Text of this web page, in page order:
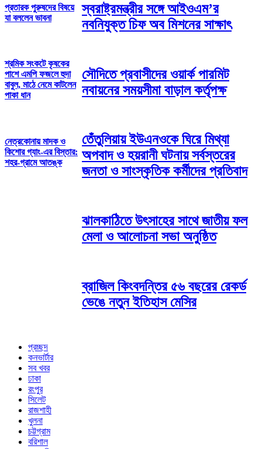
প্রতারক পুরুষদের বিষয়ে
যা বললেন ভাবনা
শ্রমিক সংকটে কৃষকের
পাশে এমপি ফজলে হুদা
বাবুল, মাঠে নেমে কাটলেন
পাকা ধান
নেত্রকোনায় মাদক ও
কিশোর গ্যাং-এর বিস্তার:
শহর-গ্রামে আতঙ্ক
স্বরাষ্ট্রমন্ত্রীর সঙ্গে আইওএম’র
নবনিযুক্ত চিফ অব মিশনের সাক্ষাৎ
সৌদিতে প্রবাসীদের ওয়ার্ক পারমিট
নবায়নের সময়সীমা বাড়াল কর্তৃপক্ষ
তেঁতুলিয়ায় ইউএনওকে ঘিরে মিথ্যা
অপবাদ ও হয়রানী ঘটনায় সর্বস্তরের
জনতা ও সাংস্কৃতিক কর্মীদের প্রতিবাদ
ঝালকাঠিতে উৎসাহের সাথে জাতীয় ফল
মেলা ও আলোচনা সভা অনুষ্ঠিত
ব্রাজিল কিংবদন্তির ৫৬ বছরের রেকর্ড
ভেঙে নতুন ইতিহাস মেসির
প্রচ্ছদ
কনভার্টার
সব খবর
ঢাকা
রংপুর
সিলেট
রাজশাহী
খুলনা
চট্টগ্রাম
বরিশাল